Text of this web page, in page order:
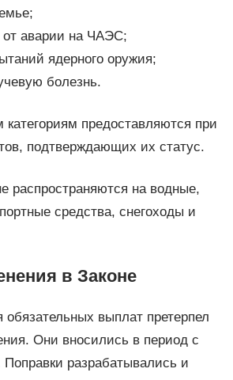
от аварии на ЧАЭС;
ядерного оружия;
болезнь.
категориям предоставляются при
подтверждающих их статус.
распространяются на водные,
средства, снегоходы и
в Законе
обязательных выплат претерпел
Они вносились в период с
Поправки разрабатывались и